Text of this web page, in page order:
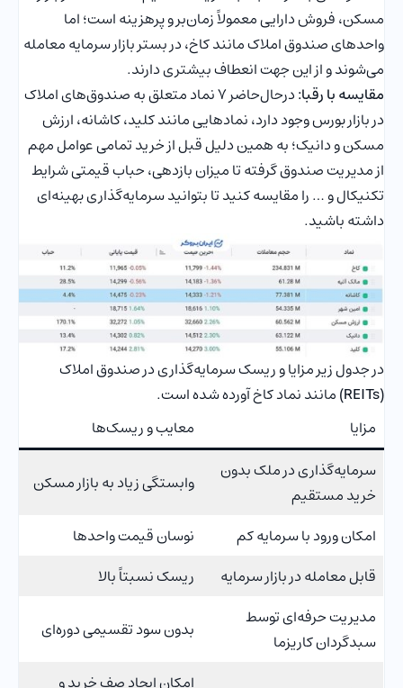
مسکن، فروش دارایی معمولاً زمان‌بر و پرهزینه است؛ اما
واحدهای صندوق املاک مانند کاخ، در بستر بازار سرمایه معامله
می‌شوند و از این جهت انعطاف بیشتری دارند.
مقایسه با رقبا:
درحال‌حاضر 7 نماد متعلق به صندوق‌های املاک
در بازار بورس وجود دارد، نمادهایی مانند کلید، کاشانه، ارزش
مسکن و دانیک؛ به همین دلیل قبل از خرید تمامی عوامل مهم
از مدیریت صندوق گرفته تا میزان بازدهی، حباب قیمتی شرایط
تکنیکال و … را مقایسه کنید تا بتوانید سرمایه‌گذاری بهینه‌ای
داشته باشید.
در جدول زیر مزایا و ریسک سرمایه‌گذاری در صندوق املاک
(REITs)
مانند نماد کاخ آورده شده است.
مزایا
معایب و ریسک‌ها
سرمایه‌گذاری در ملک بدون
خرید مستقیم
وابستگی زیاد به بازار مسکن
امکان ورود با سرمایه کم
نوسان قیمت واحدها
قابل معامله در بازار سرمایه
ریسک نسبتاً بالا
مدیریت حرفه‌ای توسط
سبدگردان کاریزما
بدون سود تقسیمی دوره‌ای